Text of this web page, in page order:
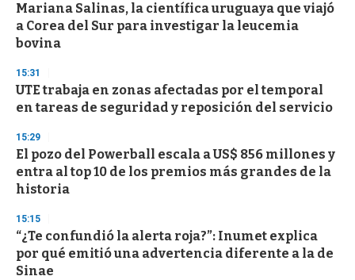
Mariana Salinas, la científica uruguaya que viajó
a Corea del Sur para investigar la leucemia
bovina
15:31
UTE trabaja en zonas afectadas por el temporal
en tareas de seguridad y reposición del servicio
15:29
El pozo del Powerball escala a US$ 856 millones y
entra al top 10 de los premios más grandes de la
historia
15:15
“¿Te confundió la alerta roja?”: Inumet explica
por qué emitió una advertencia diferente a la de
Sinae